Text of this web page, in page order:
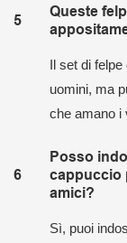
5
Queste
Il set di
uomini, ma
che amano i
6
Posso
cappuccio
amici?
Sì, puoi